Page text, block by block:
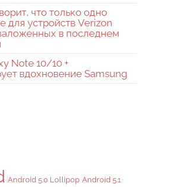
что только одно
для устройств Verizon
в последнем
Note 10/10 +
вдохновение Samsung
Android 5.0 Lollipop Android 5.1